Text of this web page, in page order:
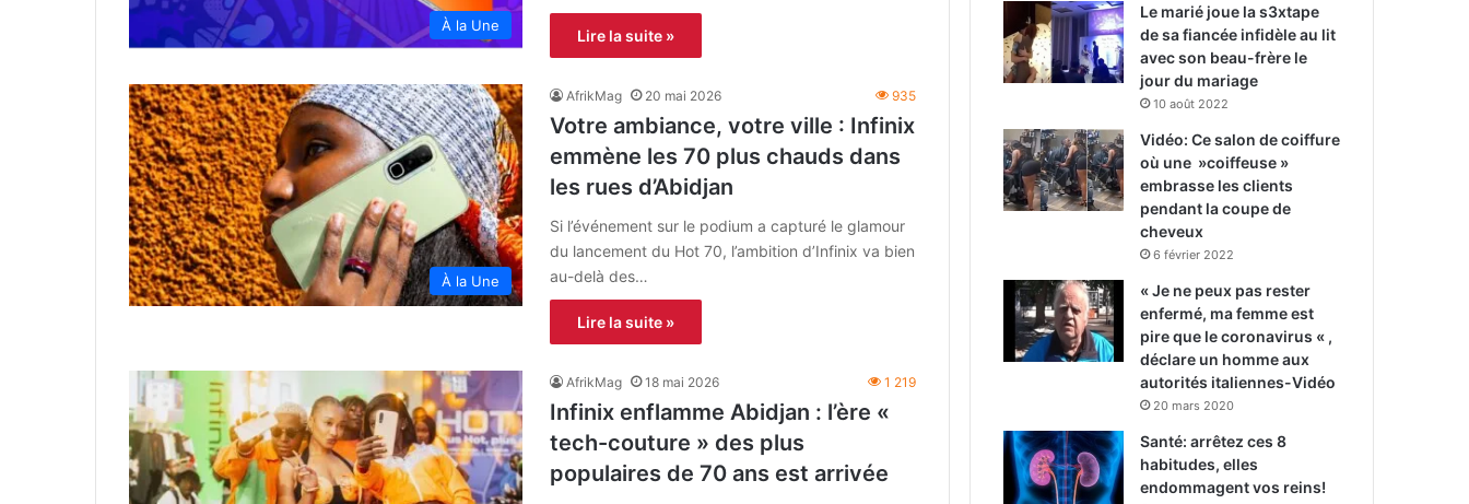
À la Une
Lire la suite »
À la Une
AfrikMag 20 mai 2026 935
Votre ambiance, votre ville : Infinix
emmène les 70 plus chauds dans
les rues d’Abidjan
Si l’événement sur le podium a capturé le glamour
du lancement du Hot 70, l’ambition d’Infinix va bien
au-delà des…
Lire la suite »
AfrikMag 18 mai 2026 1 219
Infinix enflamme Abidjan : l’ère «
tech-couture » des plus
populaires de 70 ans est arrivée
Le marié joue la s3xtape
de sa fiancée infidèle au lit
avec son beau-frère le
jour du mariage
10 août 2022
Vidéo: Ce salon de coiffure
où une »coiffeuse »
embrasse les clients
pendant la coupe de
cheveux
6 février 2022
« Je ne peux pas rester
enfermé, ma femme est
pire que le coronavirus « ,
déclare un homme aux
autorités italiennes-Vidéo
20 mars 2020
Santé: arrêtez ces 8
habitudes, elles
endommagent vos reins!